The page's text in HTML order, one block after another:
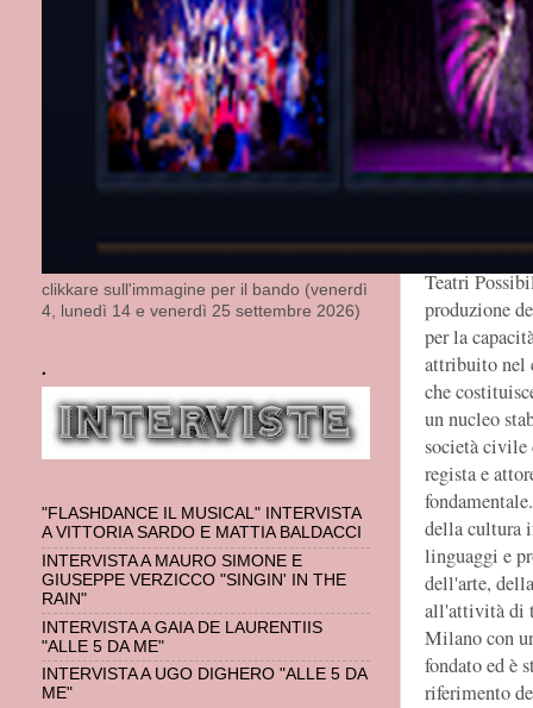
Teatri
produzione
per la
attribuito nel
che
un nucleo
società civile
regista e
della cultura
linguaggi e
dell'arte,
all'attività di
Milano con
fondato ed è
riferimento
clikkare sull'immagine per il bando (venerdì
4, lunedì 14 e venerdì 25 settembre 2026)
.
"FLASHDANCE IL MUSICAL" INTERVISTA
A VITTORIA SARDO E MATTIA BALDACCI
INTERVISTA A MAURO SIMONE E
GIUSEPPE VERZICCO "SINGIN' IN THE
RAIN"
INTERVISTA A GAIA DE LAURENTIIS
"ALLE 5 DA ME"
INTERVISTA A UGO DIGHERO "ALLE 5 DA
ME"